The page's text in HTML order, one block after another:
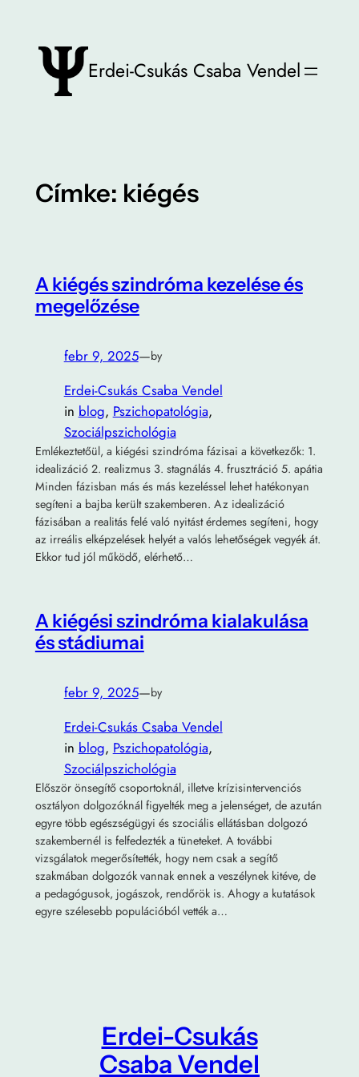
tartalomhoz
Erdei-Csukás Csaba Vendel
Címke: kiégés
A kiégés szindróma kezelése és
megelőzése
febr 9, 2025—by
Erdei-Csukás Csaba Vendel
in blog, Pszichopatológia
Szociálpszichológia
Emlékeztetőül, a kiégési szindróma fázisai a következők: 1.
idealizáció 2. realizmus 3. stagnálás 4. frusztráció 5. apátia
Minden fázisban más és más kezeléssel lehet hatékonyan
segíteni a bajba került szakemberen. Az idealizáció
fázisában a realitás felé való nyitást érdemes segíteni, hogy
az irreális elképzelések helyét a valós lehetőségek vegyék át.
Ekkor tud jól működő, elérhető…
A kiégési szindróma kialakulása
és stádiumai
febr 9, 2025—by
Erdei-Csukás Csaba Vendel
in blog, Pszichopatológia
Szociálpszichológia
Először önsegítő csoportoknál, illetve krízisintervenciós
osztályon dolgozóknál figyelték meg a jelenséget, de azután
egyre több egészségügyi és szociális ellátásban dolgozó
szakembernél is felfedezték a tüneteket. A további
vizsgálatok megerősítették, hogy nem csak a segítő
szakmában dolgozók vannak ennek a veszélynek kitéve, de
a pedagógusok, jogászok, rendőrök is. Ahogy a kutatások
egyre szélesebb populációból vették a…
Erdei-Csukás
Csaba Vendel